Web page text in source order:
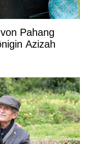
Pahang
Azizah